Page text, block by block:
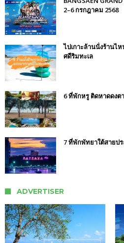
2–6 กรกฎาคม 2568
ไปเกาะล้านนั่งร้านไ
ศดีริมทะเล
6 ที่พักหรู ติดหาดดงต
7 ที่พักพัทยาใต้สายป
ADVERTISER